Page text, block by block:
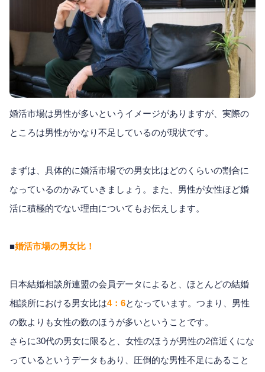
婚活市場は男性が多いというイメージがありますが、実際の
ところは男性がかなり不足しているのが現状です。
まずは、具体的に婚活市場での男女比はどのくらいの割合に
なっているのかみていきましょう。また、男性が女性ほど婚
活に積極的でない理由についてもお伝えします。
■婚活市場の男女比！
日本結婚相談所連盟の会員データによると、ほとんどの結婚
相談所における男女比は4：6となっています。つまり、男性
の数よりも女性の数のほうが多いということです。
さらに30代の男女に限ると、女性のほうが男性の2倍近くにな
っているというデータもあり、圧倒的な男性不足にあること